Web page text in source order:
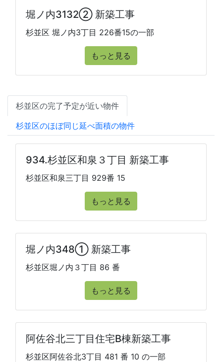
堀ノ内3132② 新築工事
杉並区 堀ノ内3丁目 226番15の一部
もっと見る
杉並区の完了予定が近い物件
杉並区のほぼ同じ延べ面積の物件
934.杉並区和泉３丁目 新築工事
杉並区和泉三丁目 929番 15
もっと見る
堀ノ内348① 新築工事
杉並区堀ノ内３丁目 86 番
もっと見る
阿佐谷北三丁目住宅B棟新築工事
杉並区阿佐谷北3丁目 481 番 10 の一部